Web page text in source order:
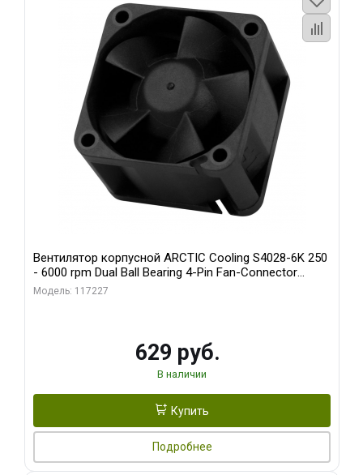
Вентилятор корпусной ARCTIC Cooling S4028-6K 250
- 6000 rpm Dual Ball Bearing 4-Pin Fan-Connector
(ACFAN00185A)
Модель: 117227
629 руб.
В наличии
Купить
Подробнее